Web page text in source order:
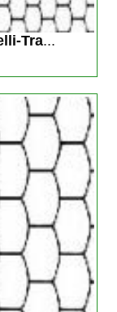
Tra...